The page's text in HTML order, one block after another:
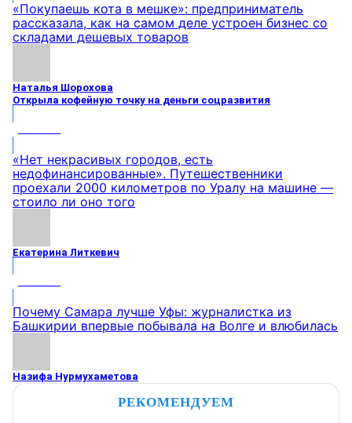
«Покупаешь кота в мешке»: предприниматель
рассказала, как на самом деле устроен бизнес со
складами дешевых товаров
Наталья Шорохова
Открыла кофейную точку на деньги соцразвития
«Нет некрасивых городов, есть
недофинансированные». Путешественники
проехали 2000 километров по Уралу на машине —
стоило ли оно того
Екатерина Литкевич
Почему Самара лучше Уфы: журналистка из
Башкирии впервые побывала на Волге и влюбилась
Назифа Нурмухаметова
РЕКОМЕНДУЕМ